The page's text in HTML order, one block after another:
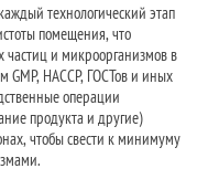
технологический этап
помещения, что
частиц и микроорганизмов в
GMP, HACCP, ГОСТов и иных
операции
продукта и другие)
чтобы свести к минимуму